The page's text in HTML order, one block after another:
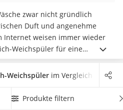
zwar nicht gründlich
Duft und angenehme
Internet weisen immer wieder
Weichspüler für eine
bekannt ist und selbst
darauf zurückgreifen können.
besonderem Duft, um sich in
Weichspüler im Vergleich
Produkte filtern